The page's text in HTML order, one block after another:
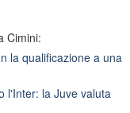
Cimini:
la qualificazione a una
l'Inter: la Juve valuta